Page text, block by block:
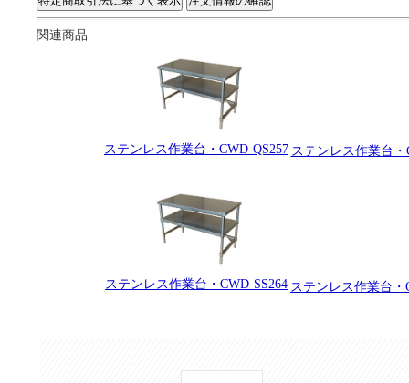
関連商品
ステンレス作業台・CWD-QS257 ステンレス作業台
ステンレス作業台・CWD-SS264 ステンレス作業台